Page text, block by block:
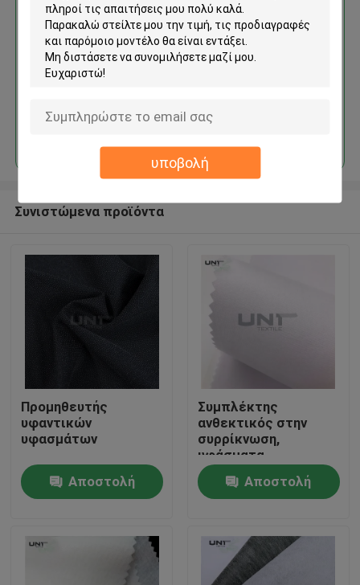
υποβολή
Σπίτι
Σχετικά με εμάς
Διπλό τηκτό σημειώνοντας
μεταξύ των γραμμών του
κειμένου ύφασμα σημείων για
το επιχειρησιακό
Συνιστώμενα προϊόντα
Προμηθευτής
υφαντικών
υφασμάτων
Αποστολή
Συμπλέκτης
ανθεκτικός στην
συρρίκνωση,
υφάσματα
διασύνδεσης,
υφασμένα 112 cm
Αποστολή